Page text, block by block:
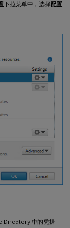
下拉菜单中，选择配置
Directory 中的凭据